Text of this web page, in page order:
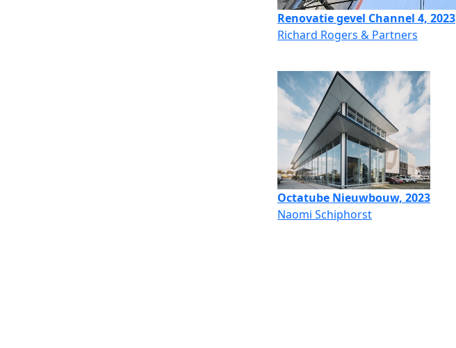
Renovatie gevel Channel 4, 2023
Richard Rogers & Partners
Octatube Nieuwbouw, 2023
Naomi Schiphorst